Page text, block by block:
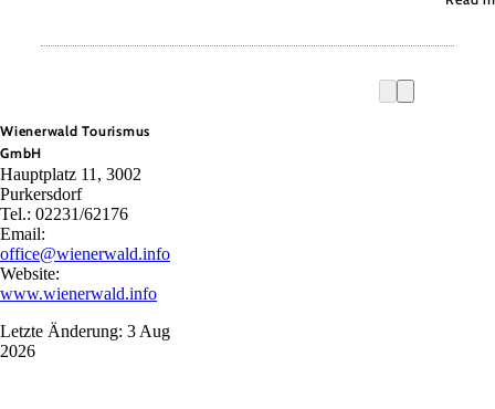
Wienerwald Tourismus
GmbH
Hauptplatz 11, 3002
Purkersdorf
Tel.: 02231/62176
Email:
office@wienerwald.info
Website:
www.wienerwald.info
Letzte Änderung: 3 Aug
2026